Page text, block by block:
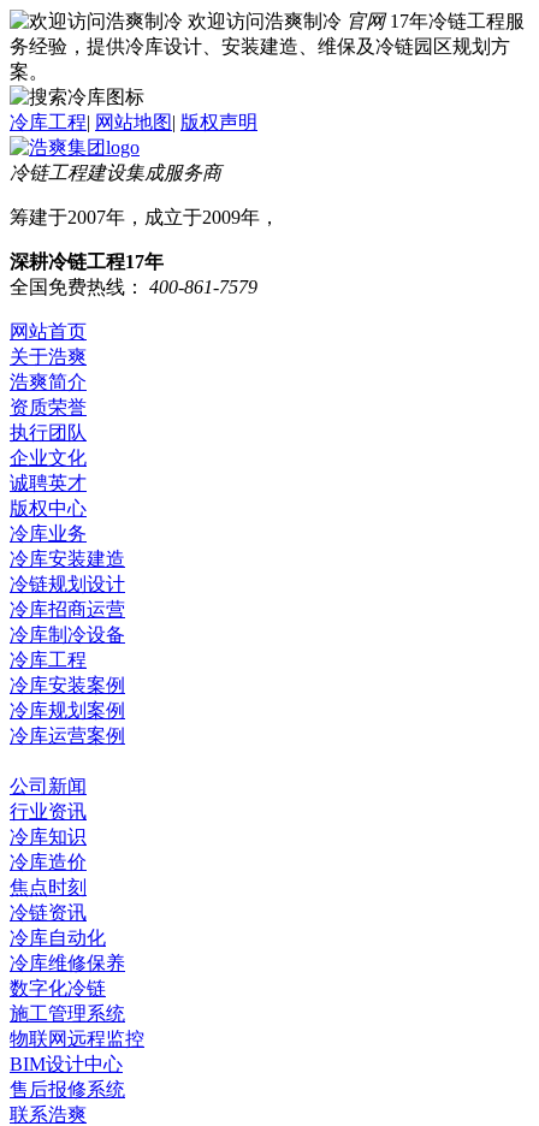
欢迎访问浩爽制冷 官网 17年冷链工程服
务经验，提供冷库设计、安装建造、维保及冷链园区规划方
案。
冷库工程| 网站地图| 版权声明
冷链工程建设集成服务商
筹建于2007年，成立于2009年，
深耕冷链工程17年
全国免费热线：
400-861-7579
网站首页
关于浩爽
浩爽简介
资质荣誉
执行团队
企业文化
诚聘英才
版权中心
冷库业务
冷库安装建造
冷链规划设计
冷库招商运营
冷库制冷设备
冷库工程
冷库安装案例
冷库规划案例
冷库运营案例
公司新闻
行业资讯
冷库知识
冷库造价
焦点时刻
冷链资讯
冷库自动化
冷库维修保养
数字化冷链
施工管理系统
物联网远程监控
BIM设计中心
售后报修系统
联系浩爽